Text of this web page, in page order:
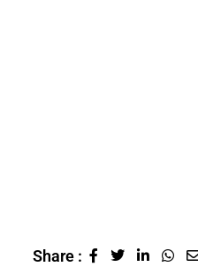
Share :